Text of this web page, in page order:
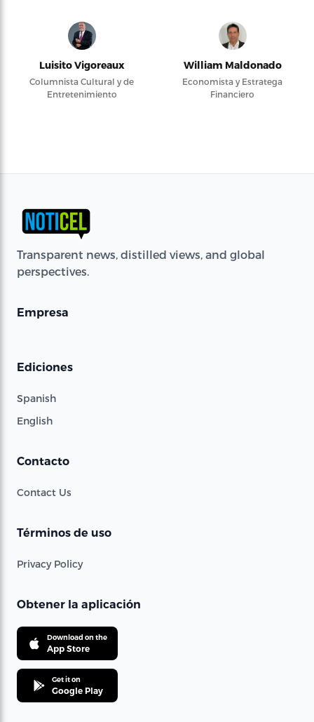
Luisito Vigoreaux
Columnista Cultural y de
Entretenimiento
William Maldonado
Economista y Estratega
Financiero
Transparent news, distilled views, and global
perspectives.
Empresa
Ediciones
Spanish
English
Contacto
Contact Us
Términos de uso
Privacy Policy
Obtener la aplicación
Download on the
App Store
Get it on
Google Play